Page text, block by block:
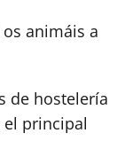
animáis a
de hostelería
el principal